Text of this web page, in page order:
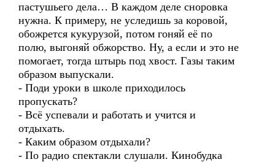
пастушьего дела… В каждом деле сноровка
нужна. К примеру, не уследишь за коровой,
обожрется кукурузой, потом гоняй её по
полю, выгоняй обжорство. Ну, а если и это не
помогает, тогда штырь под хвост. Газы таким
образом выпускали.
- Поди уроки в школе приходилось
пропускать?
- Всё успевали и работать и учится и
отдыхать.
- Каким образом отдыхали?
- По радио спектакли слушали. Кинобудка